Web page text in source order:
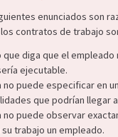
enunciados son
contratos de trabajo
que diga que el empleado
ejecutable.
no puede especificar en
que podrían llegar
no puede observar
trabajo un empleado.